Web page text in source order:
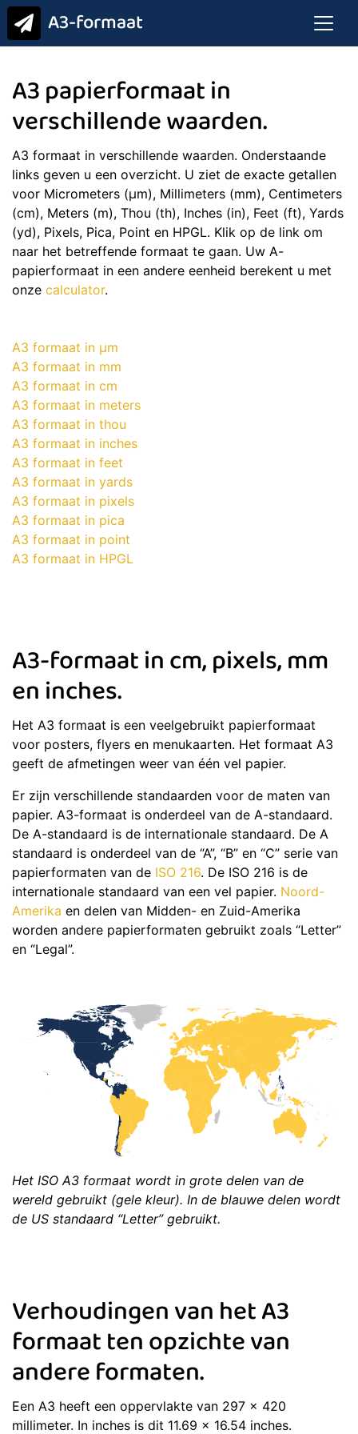
A3-formaat
A3 papierformaat in
verschillende waarden.
A3 formaat in verschillende waarden. Onderstaande
links geven u een overzicht. U ziet de exacte getallen
voor Micrometers (μm), Millimeters (mm), Centimeters
(cm), Meters (m), Thou (th), Inches (in), Feet (ft), Yards
(yd), Pixels, Pica, Point en HPGL. Klik op de link om
naar het betreffende formaat te gaan. Uw A-
papierformaat in een andere eenheid berekent u met
onze calculator.
A3 formaat in μm
A3 formaat in mm
A3 formaat in cm
A3 formaat in meters
A3 formaat in thou
A3 formaat in inches
A3 formaat in feet
A3 formaat in yards
A3 formaat in pixels
A3 formaat in pica
A3 formaat in point
A3 formaat in HPGL
A3-formaat in cm, pixels, mm
en inches.
Het A3 formaat is een veelgebruikt papierformaat
voor posters, flyers en menukaarten. Het formaat A3
geeft de afmetingen weer van één vel papier.
Er zijn verschillende standaarden voor de maten van
papier. A3-formaat is onderdeel van de A-standaard.
De A-standaard is de internationale standaard. De A
standaard is onderdeel van de “A”, “B” en “C” serie van
papierformaten van de ISO 216. De ISO 216 is de
internationale standaard van een vel papier. Noord-
Amerika en delen van Midden- en Zuid-Amerika
worden andere papierformaten gebruikt zoals “Letter”
en “Legal”.
Het ISO A3 formaat wordt in grote delen van de
wereld gebruikt (gele kleur). In de blauwe delen wordt
de US standaard “Letter” gebruikt.
Verhoudingen van het A3
formaat ten opzichte van
andere formaten.
Een A3 heeft een oppervlakte van 297 x 420
millimeter. In inches is dit 11.69 x 16.54 inches.